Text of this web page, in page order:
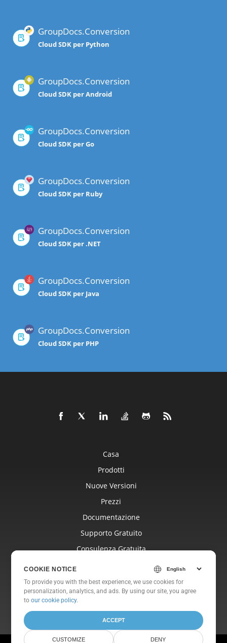
GroupDocs.Conversion
Cloud SDK per Python
GroupDocs.Conversion
Cloud SDK per Android
GroupDocs.Conversion
Cloud SDK per Go
GroupDocs.Conversion
Cloud SDK per Ruby
GroupDocs.Conversion
Cloud SDK per .NET
GroupDocs.Conversion
Cloud SDK per Java
GroupDocs.Conversion
Cloud SDK per PHP
Casa
Prodotti
Nuove Versioni
Prezzi
Documentazione
Supporto Gratuito
Consulenza Gratuita
Siti Web
Di
COOKIE NOTICE
To provide you with the best experience, we use cookies for
personalization, analytics, and ads. By using our site, you agree
toour cookie policy.
ACCEPT
CUSTOMIZE DENY